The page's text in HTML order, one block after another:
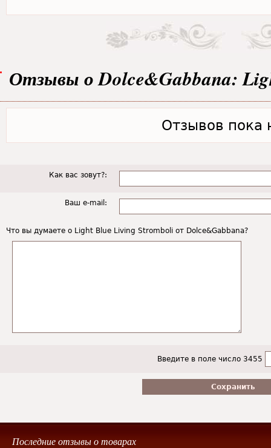
Отзывы о Dolce&Gabbana:
Отзывов пока
Как вас зовут?:
Ваш e-mail:
Что вы думаете о Light Blue Living Stromboli от Dolce&Gabbana?
Введите в поле число 3455
Последние отзывы о товарах